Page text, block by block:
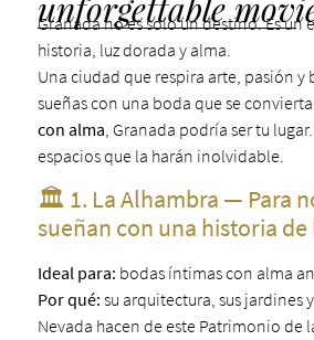
Granada no es solo un destino. Es un
historia, luz dorada y alma.
Una ciudad que respira arte, pasión y
sueñas con una boda que se
con alma , Granada podría ser tu
espacios que la harán inolvidable.
🏛️ 1. La Alhambra — Para
sueñan con una historia de
Ideal para: bodas íntimas con alma
Por qué: su arquitectura, sus jardines
Nevada hacen de este Patrimonio de